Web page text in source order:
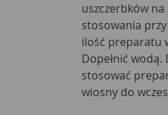
uszczerbków
stosowania
ilość preparatu
Dopełnić wodą.
stosować
wiosny do